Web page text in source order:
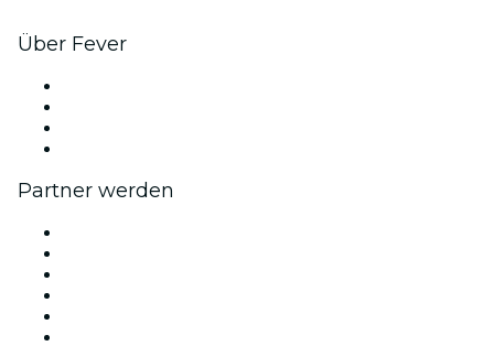
Über Fever
Partner werden